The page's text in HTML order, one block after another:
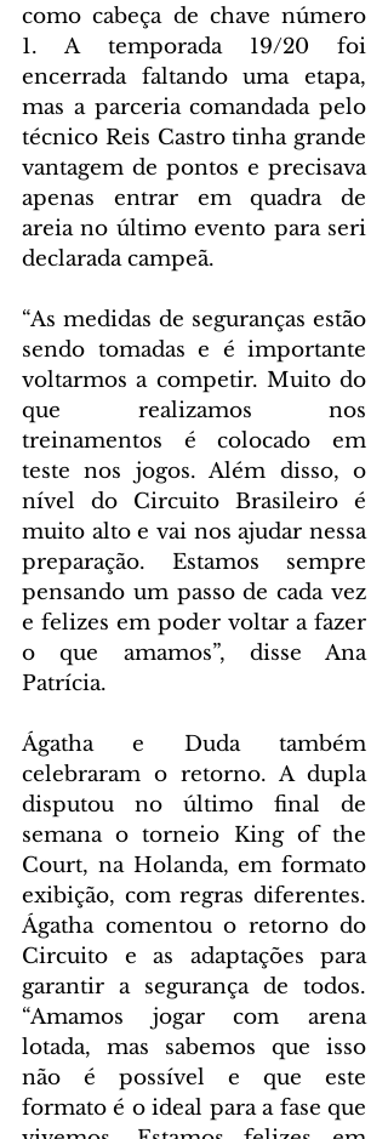
como cabeça de chave número
1. A temporada 19/20 foi
encerrada faltando uma etapa,
mas a parceria comandada pelo
técnico Reis Castro tinha grande
vantagem de pontos e precisava
apenas entrar em quadra de
areia no último evento para seri
declarada campeã.
“As medidas de seguranças estão
sendo tomadas e é importante
voltarmos a competir. Muito do
que realizamos nos
treinamentos é colocado em
teste nos jogos. Além disso, o
nível do Circuito Brasileiro é
muito alto e vai nos ajudar nessa
preparação. Estamos sempre
pensando um passo de cada vez
e felizes em poder voltar a fazer
o que amamos”, disse Ana
Patrícia.
Ágatha e Duda também
celebraram o retorno. A dupla
disputou no último final de
semana o torneio King of the
Court, na Holanda, em formato
exibição, com regras diferentes.
Ágatha comentou o retorno do
Circuito e as adaptações para
garantir a segurança de todos.
“Amamos jogar com arena
lotada, mas sabemos que isso
não é possível e que este
formato é o ideal para a fase que